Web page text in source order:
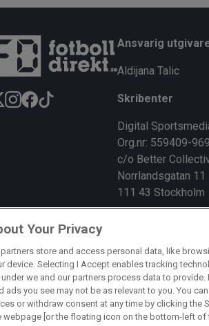
b
o
k
a
d
Li
Ansvarig
Aldijana Talic
Skribenter
Digital
Org.nr: 559409-
c/o Better
Norrlandsgatan 11
111 43 Stockholm
Your Privacy
partners store and access personal data, like
device. Selecting I Accept enables tracking
we and our partners process data to provide.
ads you see may not be as relevant to you. You
or withdraw consent at any time by clicking the
webpage [or the floating icon on the bottom-left of